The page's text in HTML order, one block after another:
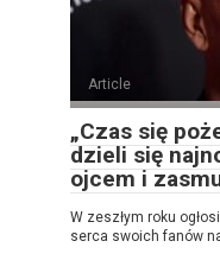
Article
„Czas się
dzieli się
ojcem i
W zeszłym roku
serca swoich fanów